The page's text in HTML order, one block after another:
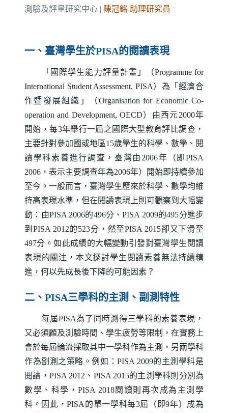
測驗及評量研究中心 | 陳冠銘 助理研究員
一、臺灣學生於PISA的閱讀表現
「國際學生能力評量計畫」（Programme for
International Student Assessment, PISA）為「經濟合
作暨發展組織」（Organisation for Economic Co-
operation and Development,OECD）由西元2000年
開始，每3年舉行一屆之國際大型教育評比調查，
主要針對參加國或地區15歲學生的科學、數學、閱
讀學科素養進行調查，臺灣由2006年（即PISA
2006，表示主要調查年為2006年）開始即持續參加
至今。一般而言，臺灣學生歷來於科學、數學均維
持高表現水準，但在閱讀表現上則可觀察到大幅變
動：由PISA 2006的496分、PISA 2009的495分進步
到 PISA 2012的523分，然至PISA 2015卻又下滑至
497分。如此成績的大幅變動引發對臺灣學生閱讀
表現的關注，本文探討學生閱讀素養無法持續精
進，何以先成長後下降的可能因素？
二、 PISA三學科的主測、副測特性
每屆PISA為了同時測得三學科的素養表現，
又必須顧及測驗時間、學生疲勞等限制，在實務上
會於每屆輪流採取其中一學科作為主測，另兩學科
作為副測之策略。例如：PISA 2009的主測學科是
閱讀， PISA 2012、 PISA 2015的主測學科則分別為
數學、科學，PISA 2018閱讀則再次成為主測學
科。因此，PISA 的單一學科每3屆（即9年）成為